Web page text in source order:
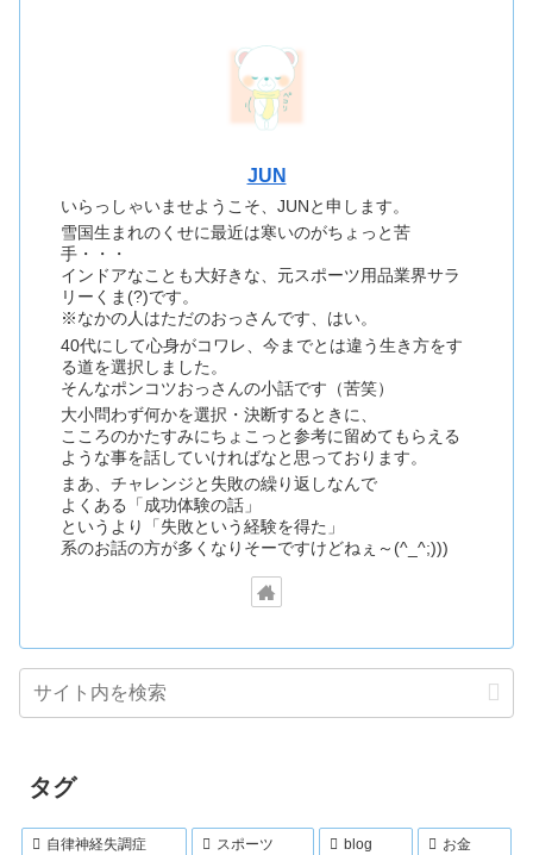
JUN
いらっしゃいませようこそ、JUNと申します。
雪国生まれのくせに最近は寒いのがちょっと苦
手・・・
インドアなことも大好きな、元スポーツ用品業界サラ
リーくま(?)です。
※なかの人はただのおっさんです、はい。
40代にして心身がコワレ、今までとは違う生き方をす
る道を選択しました。
そんなポンコツおっさんの小話です（苦笑）
大小問わず何かを選択・決断するときに、
こころのかたすみにちょこっと参考に留めてもらえる
ような事を話していければなと思っております。
まあ、チャレンジと失敗の繰り返しなんで
よくある「成功体験の話」
というより「失敗という経験を得た」
系のお話の方が多くなりそーですけどねぇ～(^_^;)))
タグ
自律神経失調症 スポーツ blog お金